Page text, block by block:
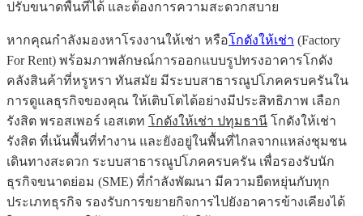
ปรับขนาดพื้นที่ได้ และต้องการความสะดวกสบาย
หากคุณกำลังมองหาโรงงานให้เช่า หรือโกดังให้เช่า (Factory
For Rent) พร้อมภาพลักษณ์การออกแบบรูปทรงอาคารโกดัง
คลังสินค้าที่หรูหรา ทันสมัย มีระบบสาธารณูปโภคครบครันใน
การดูแลธุรกิจของคุณ ให้เติบโตได้อย่างมีประสิทธิภาพ เลือก
รังสิต พรอสเพอร์ เอสเตท โกดังให้เช่า ปทุมธานี โกดังให้เช่า
รังสิต ที่เน้นพื้นที่ทำงาน และยังอยู่ในพื้นที่ไกลจากแหล่งชุมชน
เดินทางสะดวก ระบบสาธารณูปโภคครบครัน เพื่อรองรับนัก
ธุรกิจขนาดย่อม (SME) ที่กำลังพัฒนา มีความยืดหยุ่นกับทุก
ประเภทธุรกิจ รองรับการขยายกิจการไปยังอาคารข้างเคียงได้